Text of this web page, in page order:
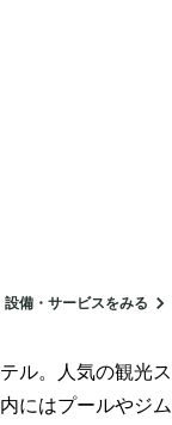
設備・サービスをみる
ル。人気の観光ス
にはプールやジム